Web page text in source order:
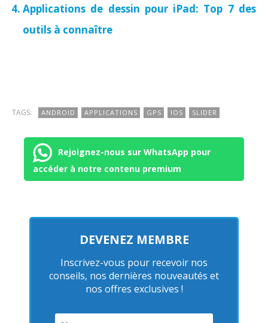
Applications de dessin pour iPad: Top 7 des
outils à connaître
TAGS: ANDROID APPLICATIONS GPS IOS SLIDER
Rejoignez-nous sur WhatsApp pour
accéder à notre contenu premium
DEVENEZ MEMBRE
Inscrivez-vous pour recevoir nos
conseils, nos dernières nouveautés et
nos offres exclusives !